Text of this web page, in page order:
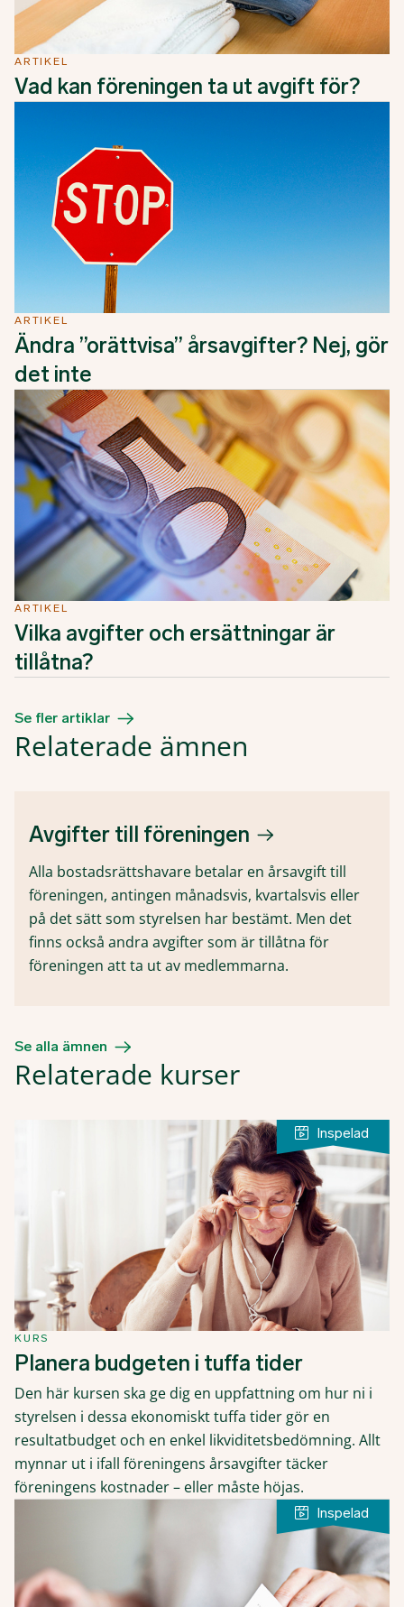
ARTIKEL
Vad kan föreningen ta ut avgift för?
ARTIKEL
Ändra ”orättvisa” årsavgifter? Nej, gör
det inte
ARTIKEL
Vilka avgifter och ersättningar är
tillåtna?
Se fler artiklar
Relaterade ämnen
Avgifter till föreningen
Alla bostadsrättshavare betalar en årsavgift till
föreningen, antingen månadsvis, kvartalsvis eller
på det sätt som styrelsen har bestämt. Men det
finns också andra avgifter som är tillåtna för
föreningen att ta ut av medlemmarna.
Se alla ämnen
Relaterade kurser
KURS
Planera budgeten i tuffa tider
Den här kursen ska ge dig en uppfattning om hur ni i
styrelsen i dessa ekonomiskt tuffa tider gör en
resultatbudget och en enkel likviditetsbedömning. Allt
mynnar ut i ifall föreningens årsavgifter täcker
föreningens kostnader – eller måste höjas.